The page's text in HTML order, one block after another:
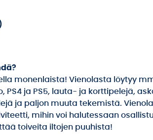
monenlaista! Vienolasta löytyy
PS4 ja PS5, lauta- ja korttipelejä,
ja paljon muuta tekemistä.
mihin voi halutessaan
toiveita iltojen puuhista!